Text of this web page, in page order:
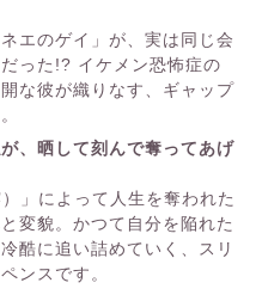
エのゲイ」が、実は同じ会
った!? イケメン恐怖症の
な彼が織りなす、ギャップ
、晒して刻んで奪ってあげ
」によって人生を奪われた
変貌。かつて自分を陥れた
酷に追い詰めていく、スリ
ンスです。